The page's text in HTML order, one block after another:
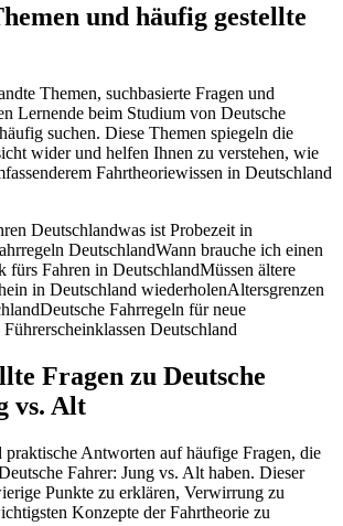
und häufig gestellte
Themen, suchbasierte Fragen und
Lernende beim Studium von Deutsche
suchen. Diese Themen spiegeln die
wider und helfen Ihnen zu verstehen, wie
Fahrtheoriewissen in Deutschland
Deutschlandwas ist Probezeit in
DeutschlandWann brauche ich einen
fürs Fahren in DeutschlandMüssen ältere
in Deutschland wiederholenAltersgrenzen
Deutsche Fahrregeln für neue
Deutschland
Fragen zu Deutsche
vs. Alt
praktische Antworten auf häufige Fragen, die
Fahrer: Jung vs. Alt haben. Dieser
Punkte zu erklären, Verwirrung zu
Konzepte der Fahrtheorie zu